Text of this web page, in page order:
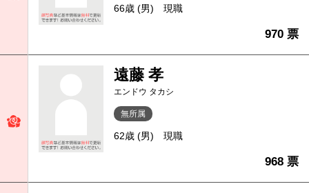
66歳 (男) 現職
970 票
遠藤 孝
エンドウ タカシ
無所属
62歳 (男) 現職
968 票